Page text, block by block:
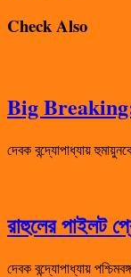
Check Also
Big Breaking:
দেবক বন্দ্যোপাধ্যায়
রাহুলের পাইলট
দেবক বন্দ্যোপাধ্যায়